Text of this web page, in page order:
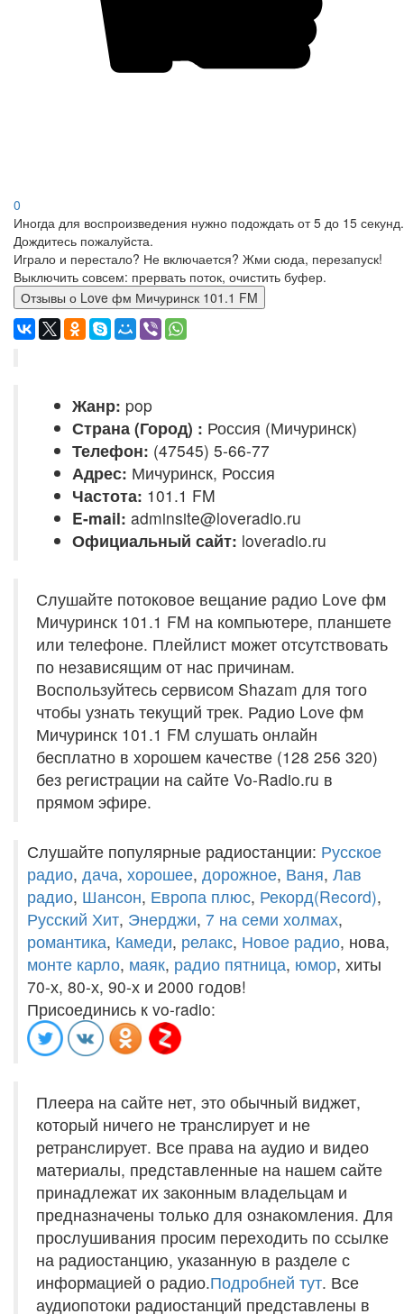
0
Иногда для воспроизведения нужно подождать от 5 до 15 секунд.
Дождитесь пожалуйста.
Играло и перестало? Не включается? Жми сюда, перезапуск!
Выключить совсем: прервать поток, очистить буфер.
Отзывы о Love фм Мичуринск 101.1 FM
Жанр: pop
Страна (Город) : Россия (Мичуринск)
Телефон: (47545) 5-66-77
Адрес: Мичуринск, Россия
Частота: 101.1 FM
E-mail: adminsite@loveradio.ru
Официальный сайт: loveradio.ru
Слушайте потоковое вещание радио Love фм
Мичуринск 101.1 FM на компьютере, планшете
или телефоне. Плейлист может отсутствовать
по независящим от нас причинам.
Воспользуйтесь сервисом Shazam для того
чтобы узнать текущий трек. Радио Love фм
Мичуринск 101.1 FM слушать онлайн
бесплатно в хорошем качестве (128 256 320)
без регистрации на сайте Vo-Radio.ru в
прямом эфире.
Слушайте популярные радиостанции: Русское
радио, дача, хорошее, дорожное, Ваня, Лав
радио, Шансон, Европа плюс, Рекорд(Record),
Русский Хит, Энерджи, 7 на семи холмах,
романтика, Камеди, релакс, Новое радио, нова,
монте карло, маяк, радио пятница, юмор, хиты
70-х, 80-х, 90-х и 2000 годов!
Присоединись к vo-radio:
Плеера на сайте нет, это обычный виджет,
который ничего не транслирует и не
ретранслирует. Все права на аудио и видео
материалы, представленные на нашем сайте
принадлежат их законным владельцам и
предназначены только для ознакомления. Для
прослушивания просим переходить по ссылке
на радиостанцию, указанную в разделе с
информацией о радио.Подробней тут. Все
аудиопотоки радиостанций представлены в